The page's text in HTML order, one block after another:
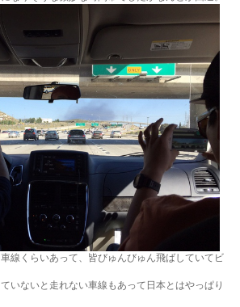
線くらいあって、皆びゅんびゅん飛ばしていてビ
いないと走れない車線もあって日本とはやっぱり